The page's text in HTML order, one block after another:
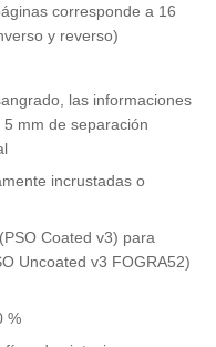
corresponde a 16
y reverso)
las informaciones
mm de separación
incrustadas o
Coated v3) para
Uncoated v3 FOGRA52)
%